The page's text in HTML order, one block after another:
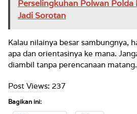
Perselingkuhan Polwan Polda
Jadi Sorotan
Kalau nilainya besar sambungnya,
apa dan orientasinya ke mana.
diambil tanpa perencanaan matang.
Post Views: 237
Bagikan ini: